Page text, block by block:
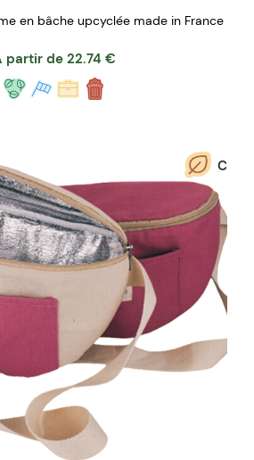
en bâche upcyclée made in France
partir de 22.74 €
C